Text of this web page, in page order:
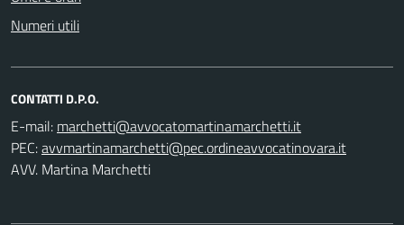
Numeri utili
CONTATTI D.P.O.
E-mail:
PEC:
AVV. Martina Marchetti